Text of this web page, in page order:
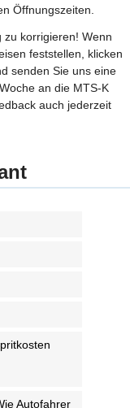
Öffnungszeiten.
zu korrigieren! Wenn
feststellen, klicken
senden Sie uns eine
an die MTS-K
auch jederzeit
Autofahrer